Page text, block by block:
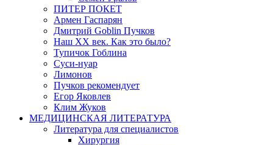
ПИТЕР ПОКЕТ
Армен Гаспарян
Дмитрий Goblin Пучков
Наш XX век. Как это было?
Тупичок Гоблина
Суси-нуар
Лимонов
Пучков рекомендует
Егор Яковлев
Клим Жуков
МЕДИЦИНСКАЯ ЛИТЕРАТУРА
Литература для специалистов
Хирургия